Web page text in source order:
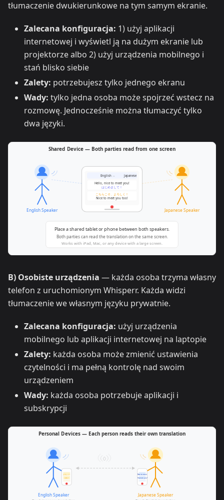
tłumaczenie dwukierunkowe na tym samym ekranie.
Zalecana konfiguracja: 1) użyj aplikacji
internetowej i wyświetl ją na dużym ekranie lub
projektorze albo 2) użyj urządzenia mobilnego i
stań blisko siebie
Zalety: potrzebujesz tylko jednego ekranu
Wady: tylko jedna osoba może spojrzeć wstecz na
rozmowę. Jednocześnie można tłumaczyć tylko
dwa języki.
B) Osobiste urządzenia — każda osoba trzyma własny
telefon z uruchomionym Whisperr. Każda widzi
tłumaczenie we własnym języku prywatnie.
Zalecana konfiguracja: użyj urządzenia
mobilnego lub aplikacji internetowej na laptopie
Zalety: każda osoba może zmienić ustawienia
czytelności i ma pełną kontrolę nad swoim
urządzeniem
Wady: każda osoba potrzebuje aplikacji i
subskrypcji